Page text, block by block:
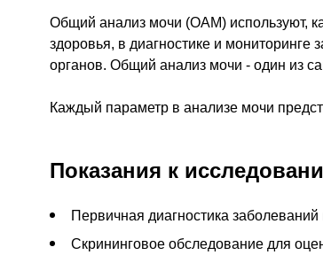
Общий анализ мочи (ОАМ) используют,
здоровья, в диагностике и
органов. Общий анализ мочи - один из
Каждый параметр в анализе мочи
Показания к
Первичная диагностика
Скрининговое обследование для